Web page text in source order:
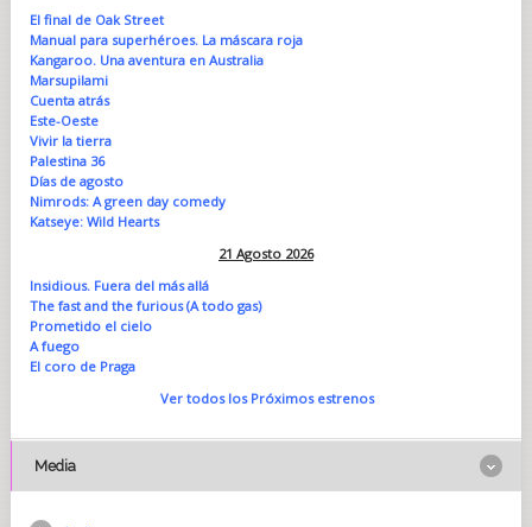
El final de Oak Street
Manual para superhéroes. La máscara roja
Kangaroo. Una aventura en Australia
Marsupilami
Cuenta atrás
Este-Oeste
Vivir la tierra
Palestina 36
Días de agosto
Nimrods: A green day comedy
Katseye: Wild Hearts
21 Agosto 2026
Insidious. Fuera del más allá
The fast and the furious (A todo gas)
Prometido el cielo
A fuego
El coro de Praga
Ver todos los Próximos estrenos
Media